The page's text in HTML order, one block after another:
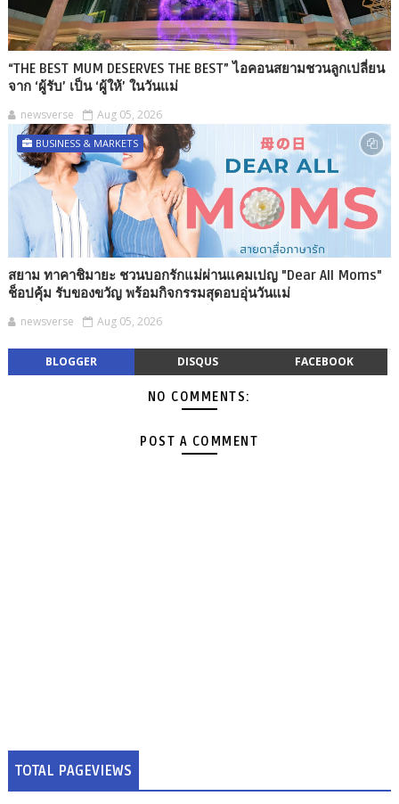
“THE BEST MUM DESERVES THE BEST” ไอคอนสยามชวนลูกเปลี่ยน
จาก ‘ผู้รับ’ เป็น ‘ผู้ให้’ ในวันแม่
newsverse Aug 05, 2026
BUSINESS & MARKETS
สยาม ทาคาชิมายะ ชวนบอกรักแม่ผ่านแคมเปญ "Dear All Moms"
ช็อปคุ้ม รับของขวัญ พร้อมกิจกรรมสุดอบอุ่นวันแม่
newsverse Aug 05, 2026
BLOGGER DISQUS FACEBOOK
NO COMMENTS:
POST A COMMENT
TOTAL PAGEVIEWS